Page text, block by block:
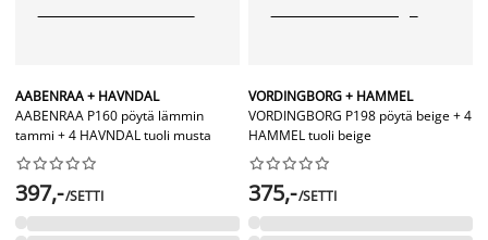
AABENRAA + HAVNDAL
AABENRAA P160 pöytä lämmin
tammi + 4 HAVNDAL tuoli musta






397,-/SETTI
VORDINGBORG + HAMMEL
VORDINGBORG P198 pöytä beige + 4
HAMMEL tuoli beige






375,-/SETTI